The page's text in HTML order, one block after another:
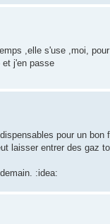
,elle s'use ,moi,
j'en passe
pour un
laisser entrer des gaz
:idea: